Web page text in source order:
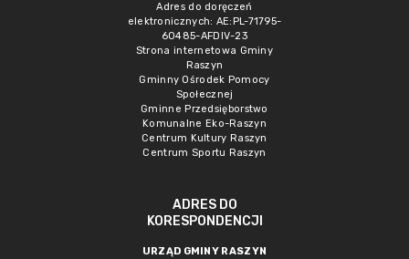
Adres do doręczeń
elektronicznych: AE:PL-71795-
60485-AFDIV-23
Strona internetowa Gminy
Raszyn
Gminny Ośrodek Pomocy
Społecznej
Gminne Przedsięborstwo
Komunalne Eko-Raszyn
Centrum Kultury Raszyn
Centrum Sportu Raszyn
ADRES DO
KORESPONDENCJI
URZĄD GMINY RASZYN